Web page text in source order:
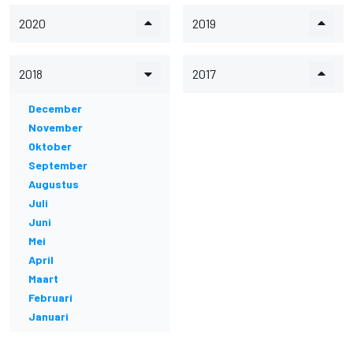
2020 2019
2018
December
November
Oktober
September
Augustus
Juli
Juni
Mei
April
Maart
Februari
Januari
2017